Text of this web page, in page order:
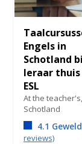
Engels in
Schotland
leraar
ESL
At the teacher's,
Schotland
4.1
reviews)